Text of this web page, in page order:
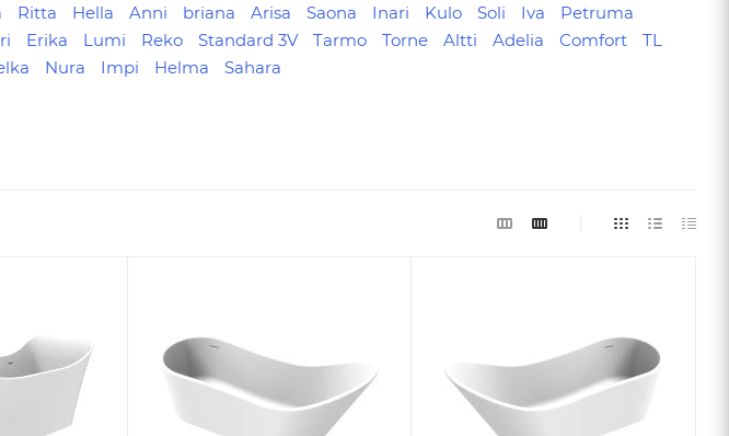
Ritta Hella Anni briana Arisa Saona Inari Kulo Soli Iva
Petruma
Erika Lumi Reko Standard 3V Tarmo Torne Altti Adelia Comfort
TL
Nura Impi Helma Sahara